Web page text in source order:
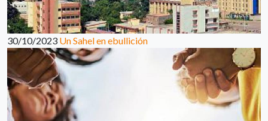
30/10/2023 Un Sahel en ebullición